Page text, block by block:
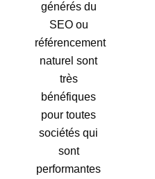
générés du
SEO ou
référencement
naturel sont
très
bénéfiques
pour toutes
sociétés qui
sont
performantes